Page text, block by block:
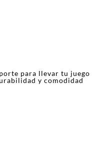
para llevar tu juego
y comodidad